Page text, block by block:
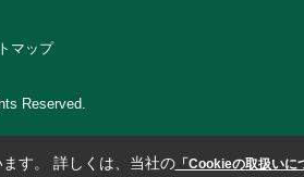
マップ
Reserved.
す。 詳しくは、当社の「Cookieの取扱いに